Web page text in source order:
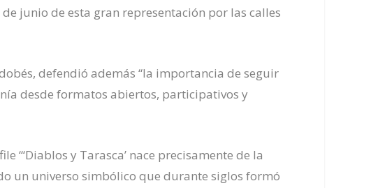
junio de esta gran representación por las calles
defendió además “la importancia de seguir
desde formatos abiertos, participativos y
“‘Diablos y Tarasca’ nace precisamente de la
un universo simbólico que durante siglos formó